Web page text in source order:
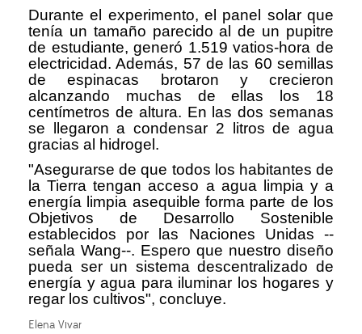
Durante el experimento, el panel solar que
tenía un tamaño parecido al de un pupitre
de estudiante, generó 1.519 vatios-hora de
electricidad. Además, 57 de las 60 semillas
de espinacas brotaron y crecieron
alcanzando muchas de ellas los 18
centímetros de altura. En las dos semanas
se llegaron a condensar 2 litros de agua
gracias al hidrogel.
"Asegurarse de que todos los habitantes de
la Tierra tengan acceso a agua limpia y a
energía limpia asequible forma parte de los
Objetivos de Desarrollo Sostenible
establecidos por las Naciones Unidas --
señala Wang--. Espero que nuestro diseño
pueda ser un sistema descentralizado de
energía y agua para iluminar los hogares y
regar los cultivos", concluye.
Elena Vivar